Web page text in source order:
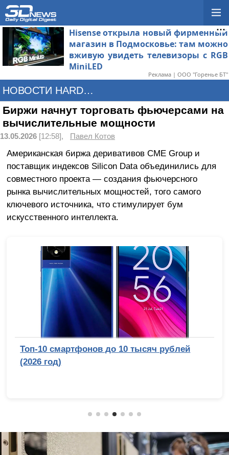
Hisense открыла новый фирменный
магазин в Подмосковье: там можно
вживую увидеть телевизоры с RGB
MiniLED
Реклама | ООО "Горенье БТ"
НОВОСТИ HARDWARE
Биржи начнут торговать фьючерсами на
вычислительные мощности
13.05.2026 [12:58], Павел Котов
Американская биржа деривативов CME Group и
поставщик индексов Silicon Data объединились для
совместного проекта — создания фьючерсного
рынка вычислительных мощностей, того самого
ключевого источника, что стимулирует бум
искусственного интеллекта.
Топ-10 смартфонов до 10 тысяч рублей
(2026 год)